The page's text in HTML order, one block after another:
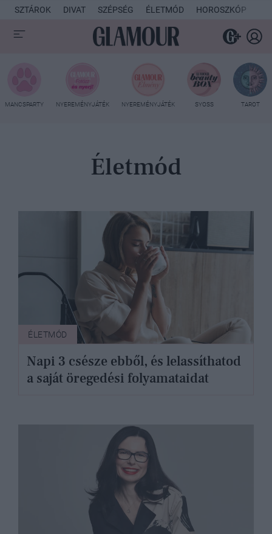
SZTÁROK DIVAT SZÉPSÉG ÉLETMÓD HOROSZKÓP
MANCSPARTY NYEREMÉNYJÁTÉK NYEREMÉNYJÁTÉK SYOSS TAROT
Életmód
ÉLETMÓD
Napi 3 csésze ebből, és lelassíthatod
a saját öregedési folyamataidat